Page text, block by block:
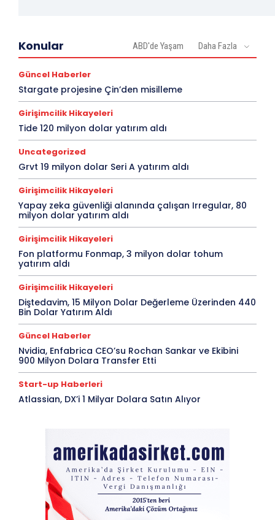
Konular ABD'de Yaşam Daha Fazla
Güncel Haberler
Stargate projesine Çin’den misilleme
Girişimcilik Hikayeleri
Tide 120 milyon dolar yatırım aldı
Uncategorized
Grvt 19 milyon dolar Seri A yatırım aldı
Girişimcilik Hikayeleri
Yapay zeka güvenliği alanında çalışan Irregular, 80
milyon dolar yatırım aldı
Girişimcilik Hikayeleri
Fon platformu Fonmap, 3 milyon dolar tohum
yatırım aldı
Girişimcilik Hikayeleri
Diştedavim, 15 Milyon Dolar Değerleme Üzerinden 440
Bin Dolar Yatırım Aldı
Güncel Haberler
Nvidia, Enfabrica CEO’su Rochan Sankar ve Ekibini
900 Milyon Dolara Transfer Etti
Start-up Haberleri
Atlassian, DX’i 1 Milyar Dolara Satın Alıyor